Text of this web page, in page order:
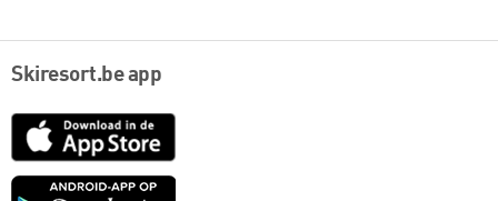
Skiresort.be app
App
Google